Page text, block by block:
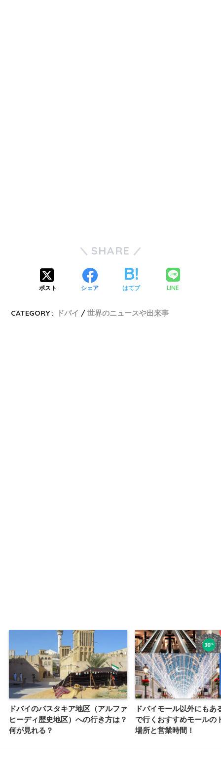
SHARE
ポスト シェア はてブ LINE
CATEGORY : ドバイ 世界のニュースや出来事
ドバイのバスタキア地区（アルファ
ヒーディ歴史地区）への行き方は？
何が見れる？
ドバイモール以外にもあ
で行くおすすめモールの
場所と営業時間！